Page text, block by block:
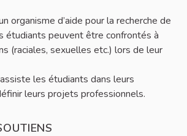
organisme d’aide pour la recherche de
étudiants peuvent être confrontés à
(raciales, sexuelles etc.) lors de leur
les étudiants dans leurs
leurs projets professionnels.